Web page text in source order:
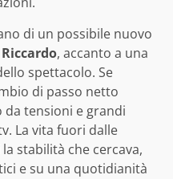
di un possibile nuovo
Riccardo, accanto a una
spettacolo. Se
di passo netto
da tensioni e grandi
La vita fuori dalle
stabilità che cercava,
e su una quotidianità